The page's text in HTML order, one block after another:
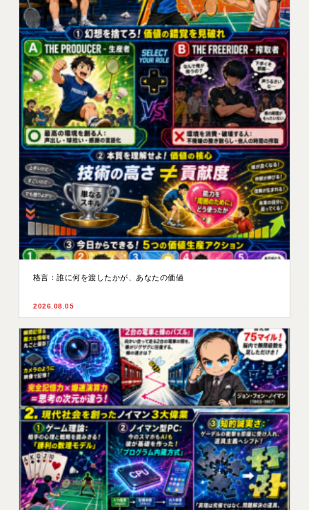
格言：誰に何を渡したかが、あなたの価値
2026.08.05